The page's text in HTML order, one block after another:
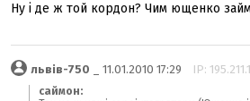
Ну і де ж той кордон? Чим ющенко
львів-750 _ 11.01.2010 17:29 IP:
саймон: